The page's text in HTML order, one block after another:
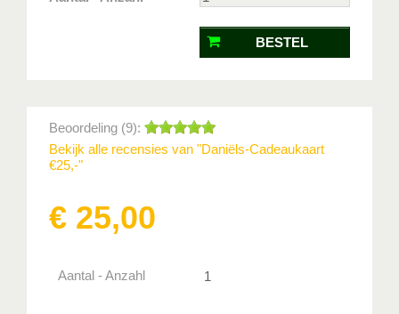
Beoordeling (9):
Bekijk alle recensies van "Daniëls-Cadeaukaart
€25,-"
€ 25,00
Aantal - Anzahl